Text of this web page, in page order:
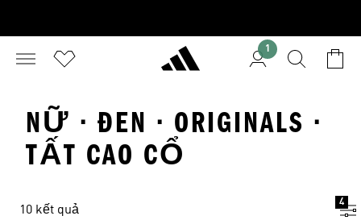
1
NỮ · ĐEN · ORIGINALS ·
TẤT CAO CỔ
10 kết quả
4